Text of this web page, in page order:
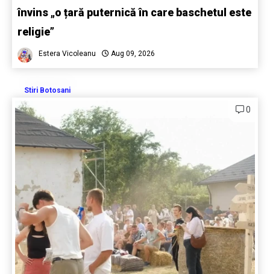
învins „o țară puternică în care baschetul este
religie”
Estera Vicoleanu Aug 09, 2026
Stiri Botosani
0